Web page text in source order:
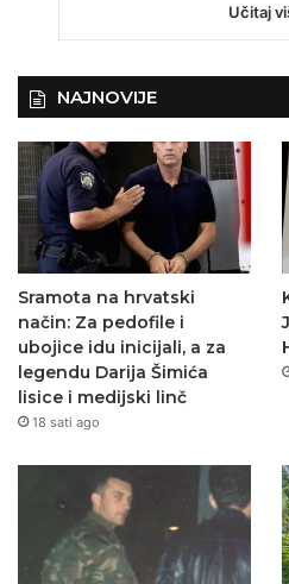
Učitaj
NAJNOVIJE
Sramota na hrvatski
način: Za pedofile i
ubojice idu inicijali, a za
legendu Darija Šimića
lisice i medijski linč
18 sati ago